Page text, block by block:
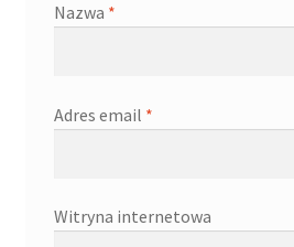
Nazwa *
Adres email *
Witryna internetowa